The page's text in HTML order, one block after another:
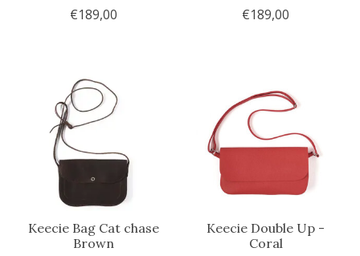
€189,00 €189,00
Keecie Bag Cat chase
Brown
Keecie Double Up -
Coral